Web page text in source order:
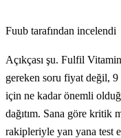
Fuub tarafından incelendi
Açıkçası şu. Fulfil
gereken soru fiyat değil,
için ne kadar önemli
dağıtım. Sana göre kritik
rakipleriyle yan yana test